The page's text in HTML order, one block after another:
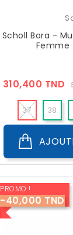
Scholl Bora -
Femme
310,400 TND
37 38
PROMO !
-40,000 TND